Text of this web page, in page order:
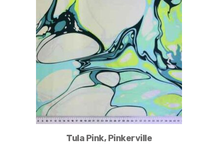
Tula Pink, Pinkerville